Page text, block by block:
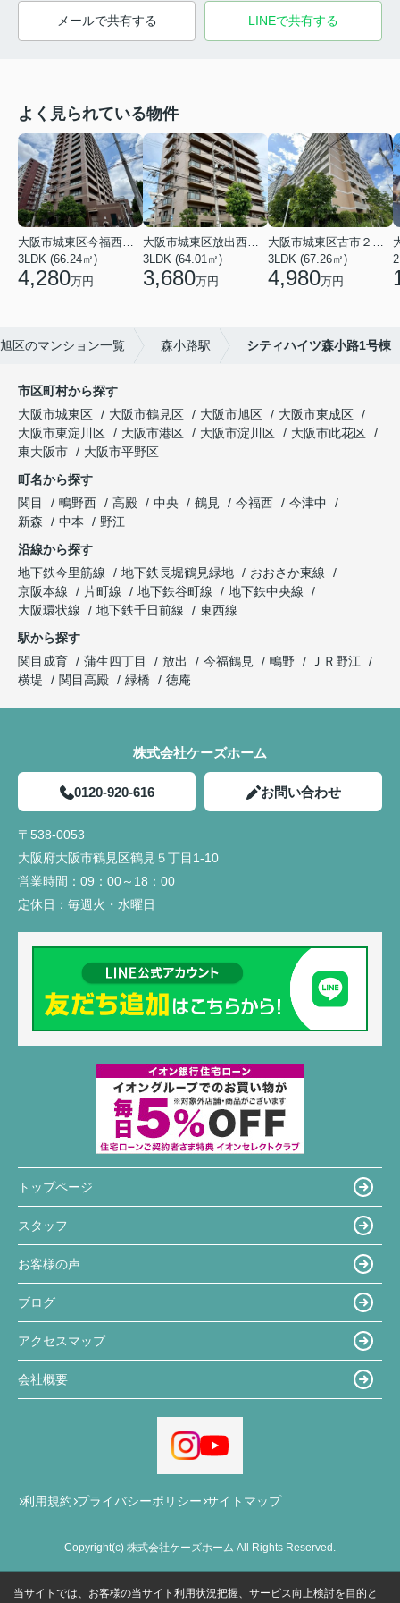
メールで共有する LINEで共有する
よく見られている物件
大阪市城東区今福西６丁目
3LDK (66.24㎡)
4,280万円
大阪市城東区放出西１丁目
3LDK (64.01㎡)
3,680万円
大阪市城東区古市２丁目
3LDK (67.26㎡)
4,980万円
区のマンション一覧 森小路駅 シティハイツ森小路1号棟
市区町村から探す
大阪市城東区
大阪市鶴見区 大阪市旭区
大阪市東成区
大阪市東淀川区
大阪市港区 大阪市淀川区
大阪市此花区
東大阪市
大阪市平野区
町名から探す
関目
鴫野西 高殿 中央 鶴見 今福西
今津中
新森
中本
野江
沿線から探す
地下鉄今里筋線
地下鉄長堀鶴見緑地
おおさか東線
京阪本線
片町線 地下鉄谷町線
地下鉄中央線
大阪環状線
地下鉄千日前線
東西線
駅から探す
関目成育
蒲生四丁目 放出 今福鶴見 鴫野
ＪＲ野江
横堤
関目高殿 緑橋 徳庵
株式会社ケーズホーム
0120-920-616 お問い合わせ
〒538-0053
大阪府大阪市鶴見区鶴見５丁目1-10
営業時間： 09：00～18：00
定休日： 毎週火・水曜日
トップページ
スタッフ
お客様の声
ブログ
アクセスマップ
会社概要
利用規約 プライバシーポリシー サイトマップ
Copyright(c) 株式会社ケーズホーム All Rights Reserved.
当サイトでは、お客様の当サイト利用状況把握、サービス向上検討を目的と